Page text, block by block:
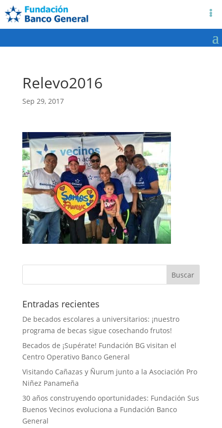
Relevo2016
Sep 29, 2017
Entradas recientes
De becados escolares a universitarios: ¡nuestro
programa de becas sigue cosechando frutos!
Becados de ¡Supérate! Fundación BG visitan el
Centro Operativo Banco General
Visitando Cañazas y Ñurum junto a la Asociación Pro
Niñez Panameña
30 años construyendo oportunidades: Fundación Sus
Buenos Vecinos evoluciona a Fundación Banco
General